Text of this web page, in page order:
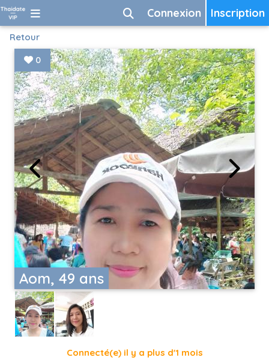
Inscription
Connexion
Retour
Aom, 49 ans
0
Connecté(e) il y a plus d'1 mois